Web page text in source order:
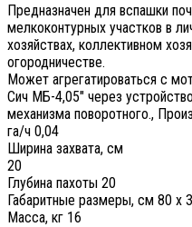
Предназначен для вспашки
мелкоконтурных участков в
хозяйствах, коллективном
огородничестве.
Может агрегатироваться с
Сич МБ-4,05" через
механизма поворотного.,
га/ч 0,04
Ширина захвата, см
20
Глубина пахоты 20
Габаритные размеры, см 80 x
Масса, кг 16